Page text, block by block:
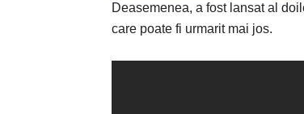
Deasemenea, a fost lansat al
care poate fi urmarit mai jos.